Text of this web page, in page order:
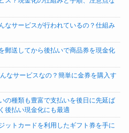
なサービスが行われているの？仕組み
郵送してから後払いで商品券を現金化
なサービスなの？簡単に金券を購入す
の種類も豊富で支払いを後日に先延ば
後払い現金化にも最適
ットカードを利用したギフト券を手に